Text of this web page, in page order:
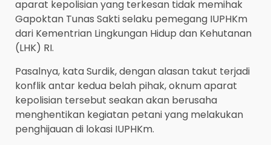
aparat kepolisian yang terkesan tidak memihak
Gapoktan Tunas Sakti selaku pemegang IUPHKm
dari Kementrian Lingkungan Hidup dan Kehutanan
(LHK) RI.
Pasalnya, kata Surdik, dengan alasan takut terjadi
konflik antar kedua belah pihak, oknum aparat
kepolisian tersebut seakan akan berusaha
menghentikan kegiatan petani yang melakukan
penghijauan di lokasi IUPHKm.